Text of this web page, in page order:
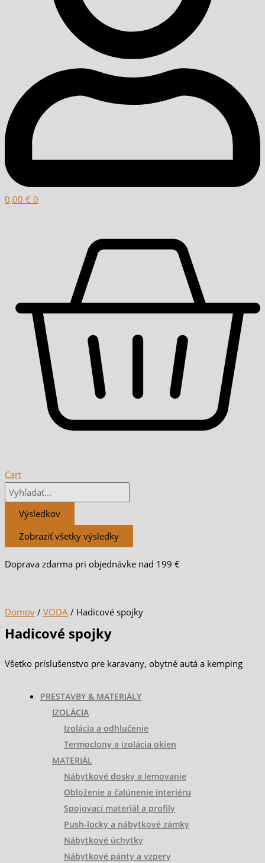
0,00 € 0
Cart
Výsledkov
Zobraziť všetky výsledky
Doprava zdarma pri objednávke nad 199 €
Domov / VODA / Hadicové spojky
Hadicové spojky
Všetko príslušenstvo pre karavany, obytné autá a kemping
PRESTAVBY & MATERIÁLY
IZOLÁCIA
Izolácia a odhlučenie
Termoclony a izolácia okien
MATERIÁL
Nábytkové dosky a lemovanie
Obloženie a čalúnenie interiéru
Spojovací materiál a profily
Push-locky a nábytkové zámky
Nábytkové úchytky
Nábytkové pánty a vzpery